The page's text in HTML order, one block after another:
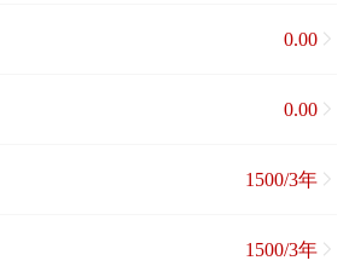
0.00
0.00
1500/3年
1500/3年